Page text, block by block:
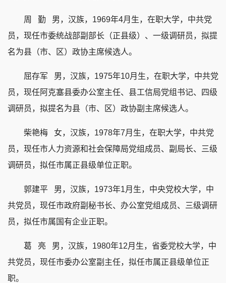
周 勤
男，汉族，1969年4月生，在职大学，中共党
员，现任市委统战部副部长（正县级）、一级调研员，拟提
名为县（市、区）政协主席候选人。
屈存军
男，汉族，1975年10月生，在职大学，中共党
员，现任阿克塞县委办公室主任、县工信局党组书记、四级
调研员，拟提名为县（市、区）政协副主席候选人。
柴艳梅
女，汉族，1978年7月生，在职大学，中共党
员，现任市人力资源和社会保障局党组成员、副局长、三级
调研员，拟任市属正县级单位正职。
郭建平
男，汉族，1973年1月生，中央党校大学，中
共党员，现任市政府副秘书长、办公室党组成员、三级调研
员，拟任市属国有企业正职。
葛 亮
男，汉族，1980年12月生，省委党校大学，中
共党员，现任市委办公室副主任，拟任市属正县级单位正
职。